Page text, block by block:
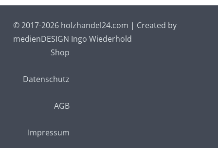
© 2017-2026 holzhandel24.com | Created by
medienDESIGN Ingo Wiederhold
Shop
Datenschutz
AGB
Impressum